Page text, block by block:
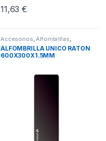
11,63€
Accesorios,Alfombrillas,
Periféricos
ALFOMBRILLA UNICO RATON
600X300X1.5MM